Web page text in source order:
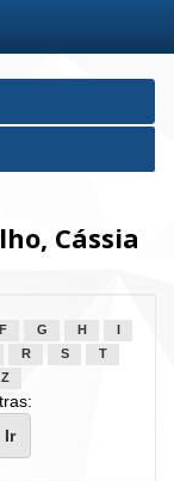
Cássia
F G H
R S
T
Z